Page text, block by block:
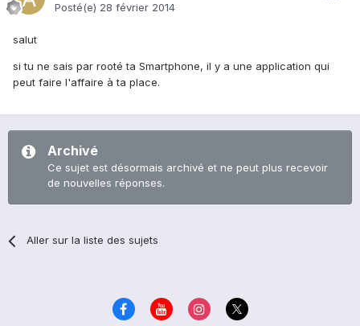
Posté(e) 28 février 2014
salut
si tu ne sais par rooté ta Smartphone, il y a une application qui
peut faire l'affaire à ta place.
Archivé
Ce sujet est désormais archivé et ne peut plus recevoir
de nouvelles réponses.
Aller sur la liste des sujets